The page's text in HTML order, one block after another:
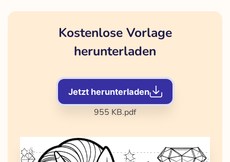
Kostenlose Vorlage
herunterladen
Jetzt herunterladen
955 KB.pdf